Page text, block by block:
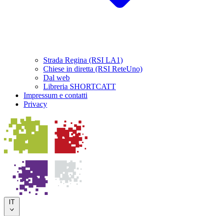
Strada Regina (RSI LA1)
Chiese in diretta (RSI ReteUno)
Dal web
Libreria SHORTCATT
Impressum e contatti
Privacy
IT